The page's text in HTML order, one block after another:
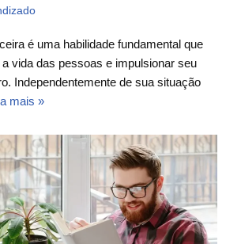
é uma habilidade fundamental que
vida das pessoas e impulsionar seu
Independentemente de sua situação
mais »